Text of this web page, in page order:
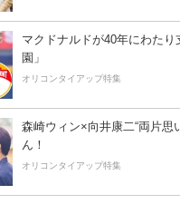
マクドナルドが40年にわた
園」
オリコンタイアップ特集
森崎ウィン×向井康二“両片思
ん！
オリコンタイアップ特集